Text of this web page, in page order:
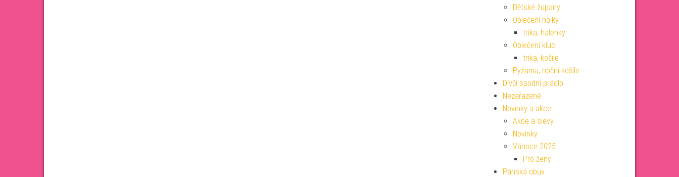
Dětské župany
Oblečení holky
trika, halenky
Oblečení kluci
trika, košile
Pyžama, noční košile
Dívčí spodní prádlo
Nezařazené
Novinky a akce
Akce a slevy
Novinky
Vánoce 2025
Pro ženy
Pánská obuv